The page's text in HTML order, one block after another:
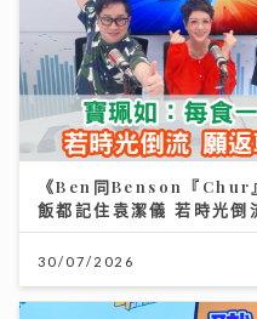
《Ben同Benson『Chur
飯都記住袁潔儀 若時光倒
30/07/2026